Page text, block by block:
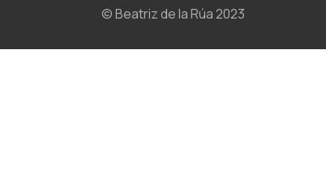
© Beatriz de la Rúa 2023